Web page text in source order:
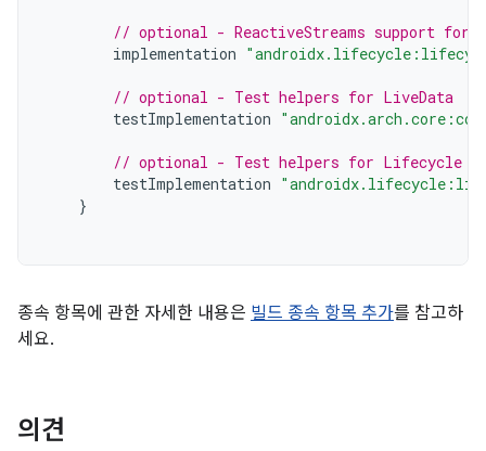
// optional - ReactiveStreams support for
implementation
// optional - Test helpers for LiveData
testImplementation
// optional - Test helpers for Lifecycle
testImplementation
}
종속 항목에 관한 자세한 내용은 빌드 종속 항목 추가를 참고하
세요.
의견